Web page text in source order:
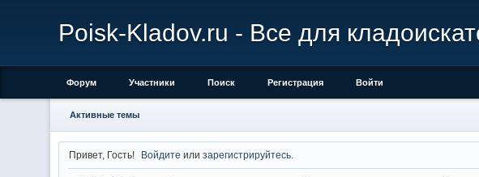
Poisk-Kladov.ru - Все для
Форум Участники Поиск Регистрация Войти
Активные темы
Привет, Гость! Войдите илизарегистрируйтесь